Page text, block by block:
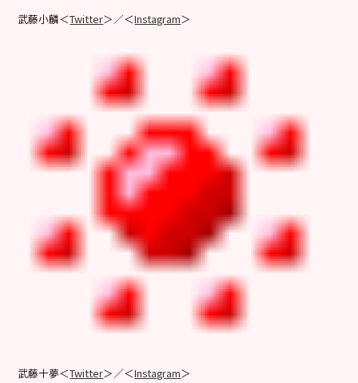
武藤小麟＜Twitter＞／＜Instagram＞
武藤十夢＜Twitter＞／＜Instagram＞